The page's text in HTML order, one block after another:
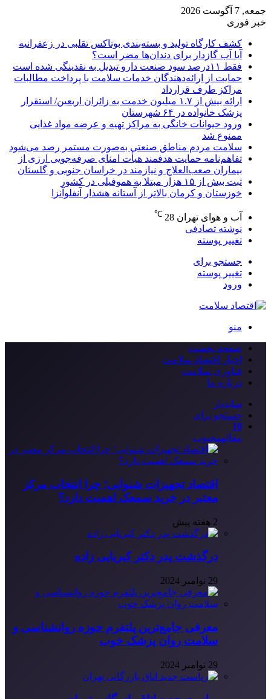
جمعه, 7 آگوست 2026
خبر فوری
کشف کارگاه تولید و بسته‌بندی بوتاکس تقلبی در زعفرانیه
آیا آب گازدار برای دندان‌ها مضر است؟
فقط ۱۱‌درصد سود صنعت دارو تبدیل به نقدینگی شده است
حمایت از ارائه‌دهندگان خدمات سلامت با پرداخت مطالبات
مراکز طرف قرارداد
ارائه بیش از ۱.۷ میلیون خدمت به زائران اربعین/ استقرار
پزشک خانواده در ۶۴ شهرستان
ورود حیوانات خانگی به مراکز تهیه و عرضه مواد غذایی
ممنوع شد
سلامت مردم مناطق صنعتی به‌صورت مستمر رصد می‌شود
تفاهم‌نامه حمایت هدفمند هیأت امنای صرفه‌جویی ارزی از
بیماران صعب‌العلاج و نیازمند در خراسان جنوبی و گلستان
ثبت بیش از ۱۵ هزار مبتلا به هموفیلی در کشور
خوزستان و کرمان بالاتر از آستانه هشدار آنفلوآنزا
آب و هوای تهران 28
℃
نوشته تصادفی
تغییر پوسته
جستجو برای
تغییر پوسته
ورود
منو
صفحه نخست
اخبار اقتصاد سلامت
فناوری سلامت
درباره ما
سایدبار
جستجو برای
10
مقالهمحبوب
اقتصاد تجهیزات شنوایی؛ چرا انتخاب مرکز
معتبر در خرید سمعک اهمیت دارد؟
2 هفته پیش
درگذشت پدر دکتر کبریایی زاده
29 نوامبر 2024
معرفی جامع‌ترین پلتفرم حوزه روانشناسی و
سلامت روان پزشک خوب
29 نوامبر 2024